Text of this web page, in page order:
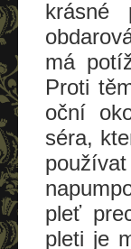
krásné
má
Proti
oční
séra,
pleť
pleti je